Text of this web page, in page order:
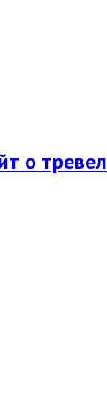
о тревел